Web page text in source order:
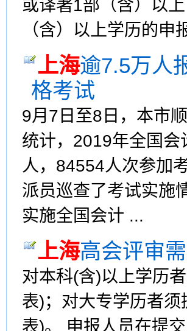
或译著1部（含）以
（含）以上学历的申
上海逾7.5万人
格考试
9月7日至8日，本市
统计，2019年全国
人，84554人次参加
派员巡查了考试实施
实施全国会计 ...
上海高会评审
对本科(含)以上学历
表)；对大专学历者
表)。 申报人员在提